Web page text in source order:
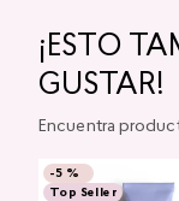
¡ESTO
GUSTAR!
Encuentra
-5 %
Top Seller